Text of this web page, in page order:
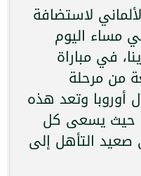
لاستضافة
مساء اليوم
في مباراة
من مرحلة
أوروبا وتعد هذه
حيث يسعى كل
التأهل إلى